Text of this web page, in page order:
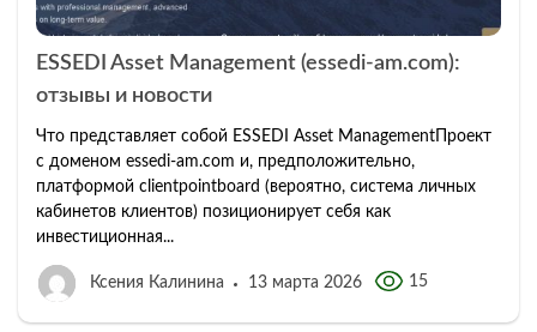
ESSEDI Asset Management (essedi-am.com):
отзывы и новости
Что представляет собой ESSEDI Asset ManagementПроект
с доменом essedi-am.com и, предположительно,
платформой clientpointboard (вероятно, система личных
кабинетов клиентов) позиционирует себя как
инвестиционная...
Ксения Калинина 13 марта 2026 15